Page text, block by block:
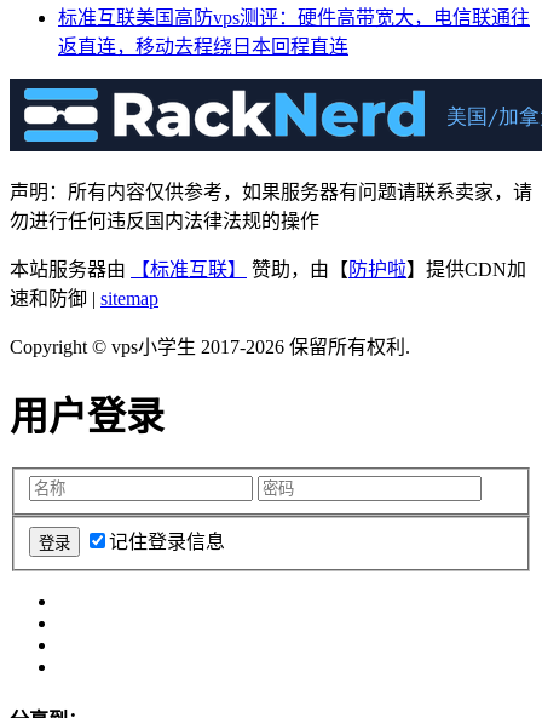
标准互联美国高防vps测评：硬件高带宽大，电信联通往
返直连，移动去程绕日本回程直连
声明：所有内容仅供参考，如果服务器有问题请联系卖家，请
勿进行任何违反国内法律法规的操作
本站服务器由 【标准互联】 赞助，由【 防护啦】提供CDN加
速和防御 | sitemap
Copyright © vps小学生 2017-2026 保留所有权利.
用户登录
记住登录信息